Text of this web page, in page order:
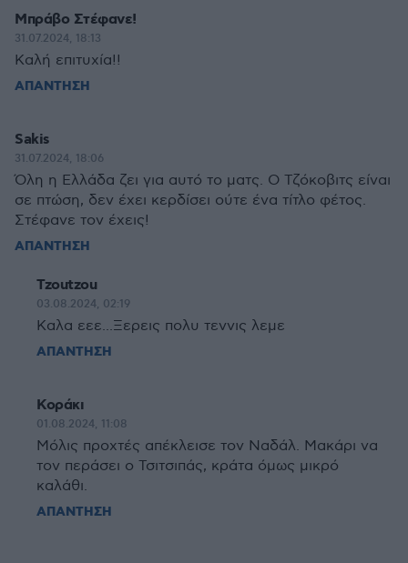
Μπράβο Στέφανε!
31.07.2024, 18:13
Καλή επιτυχία!!
ΑΠΑΝΤΗΣΗ
Sakis
31.07.2024, 18:06
Όλη η Ελλάδα ζει για αυτό το ματς. Ο Τζόκοβιτς είναι
σε πτώση, δεν έχει κερδίσει ούτε ένα τίτλο φέτος.
Στέφανε τον έχεις!
ΑΠΑΝΤΗΣΗ
Tzoutzou
03.08.2024, 02:19
Καλα εεε...Ξερεις πολυ τεννις λεμε
ΑΠΑΝΤΗΣΗ
Κοράκι
01.08.2024, 11:08
Μόλις προχτές απέκλεισε τον Ναδάλ. Μακάρι να
τον περάσει ο Τσιτσιπάς, κράτα όμως μικρό
καλάθι.
ΑΠΑΝΤΗΣΗ